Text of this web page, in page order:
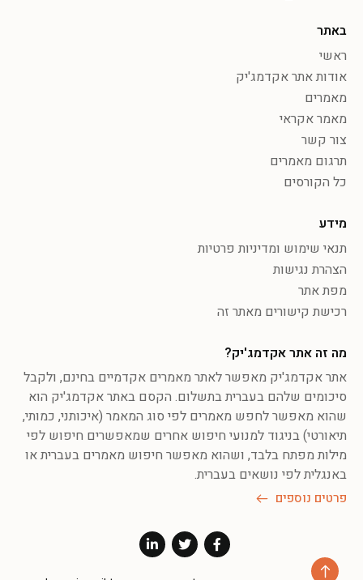
באתר
ראשי
אודות אתר אקדמג'יק
מאמרים
מאמר אקראי
צור קשר
תרגום מאמרים
כל הקורסים
מידע
תנאי שימוש ומדיניות פרטיות
הצהרת נגישות
מפת אתר
רכישת קישורים מאתר זה
מה זה אתר אקדמג'יק?
אתר אקדמג'יק מאפשר לאתר מאמרים אקדמיים בחינם, ולקבל
סיכומים שלהם בעברית בתשלום. הקסם באתר אקדמג'יק הוא
שהוא מאפשר לחפש מאמרים לפי סוג המאמר (איכותני, כמותי,
תיאורטי) בניגוד למנועי חיפוש אחרים שמאפשרים חיפוש לפי
מילות מפתח בלבד, ושהוא מאפשר חיפוש מאמרים בעברית או
באנגלית לפי נושאים בעברית.
פרטים נוספים